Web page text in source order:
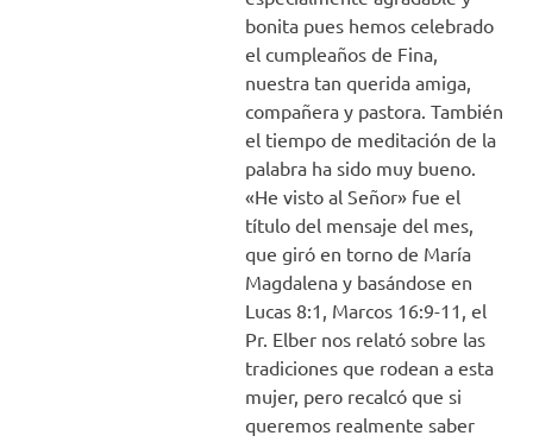
bonita pues hemos celebrado
el cumpleaños de Fina,
nuestra tan querida amiga,
compañera y pastora. También
el tiempo de meditación de la
palabra ha sido muy bueno.
«He visto al Señor» fue el
título del mensaje del mes,
que giró en torno de María
Magdalena y basándose en
Lucas 8:1, Marcos 16:9-11, el
Pr. Elber nos relató sobre las
tradiciones que rodean a esta
mujer, pero recalcó que si
queremos realmente saber